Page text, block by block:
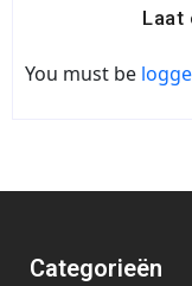
Laat
You must be
Categorieën